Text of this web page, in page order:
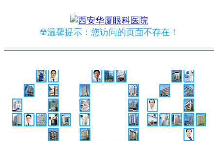
☢温馨提示：您访问的页面不存在！